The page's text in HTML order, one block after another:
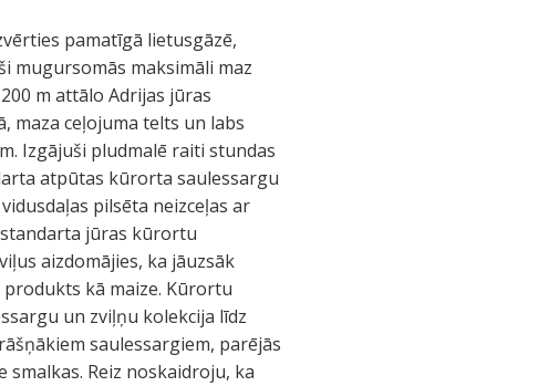
pamatīgā lietusgāzē,
mugursomās maksimāli maz
m attālo Adrijas jūras
maza ceļojuma telts un labs
Izgājuši pludmalē raiti stundas
atpūtas kūrorta saulessargu
pilsēta neizceļas ar
jūras kūrortu
aizdomājies, ka jāuzsāk
kā maize. Kūrortu
un zviļņu kolekcija līdz
saulessargiem, parējās
Reiz noskaidroju, ka